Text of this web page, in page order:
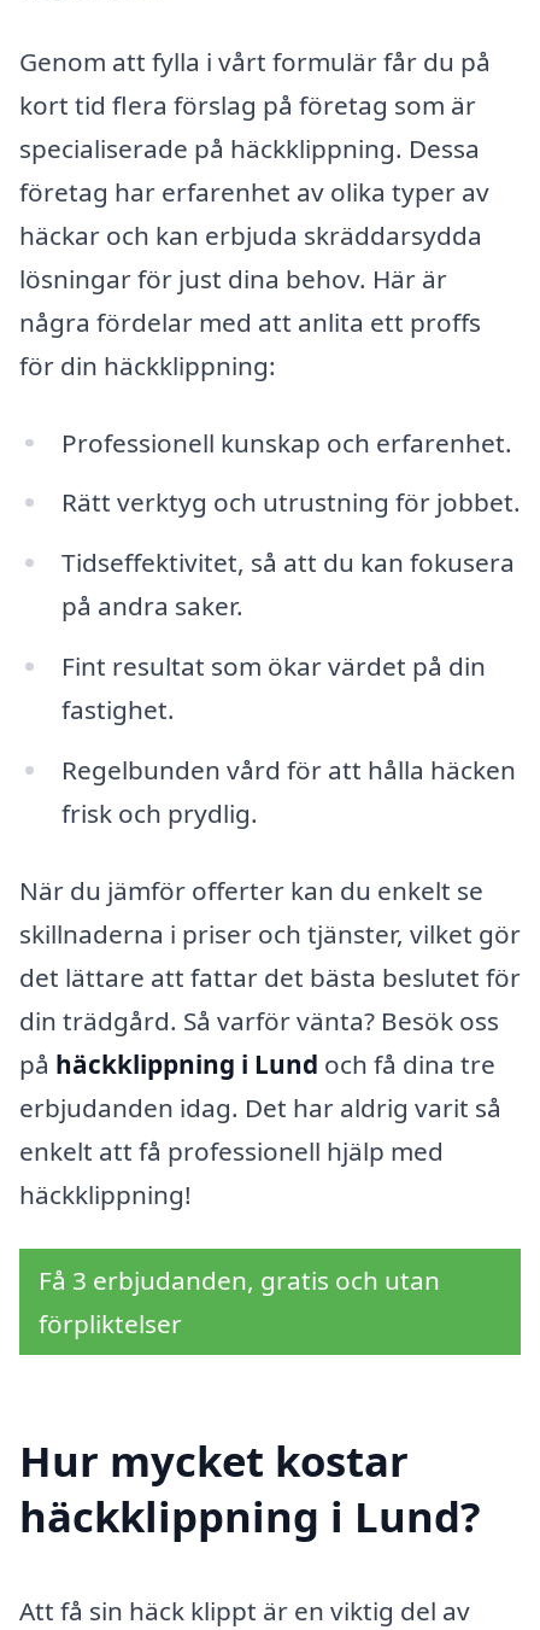
Genom att fylla i vårt formulär får du på
kort tid flera förslag på företag som är
specialiserade på häckklippning. Dessa
företag har erfarenhet av olika typer av
häckar och kan erbjuda skräddarsydda
lösningar för just dina behov. Här är
några fördelar med att anlita ett proffs
för din häckklippning:
Professionell kunskap och erfarenhet.
Rätt verktyg och utrustning för jobbet.
Tidseffektivitet, så att du kan fokusera
på andra saker.
Fint resultat som ökar värdet på din
fastighet.
Regelbunden vård för att hålla häcken
frisk och prydlig.
När du jämför offerter kan du enkelt se
skillnaderna i priser och tjänster, vilket gör
det lättare att fattar det bästa beslutet för
din trädgård. Så varför vänta? Besök oss
på häckklippning i Lund och få dina tre
erbjudanden idag. Det har aldrig varit så
enkelt att få professionell hjälp med
häckklippning!
Få 3 erbjudanden, gratis och utan
förpliktelser
Hur mycket kostar
häckklippning i Lund?
Att få sin häck klippt är en viktig del av